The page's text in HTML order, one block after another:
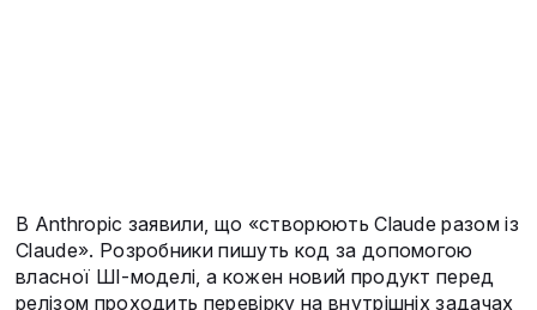
В Anthropic заявили, що «створюють Claude разом із
Claude». Розробники пишуть код за допомогою
власної ШІ-моделі, а кожен новий продукт перед
релізом проходить перевірку на внутрішніх задачах